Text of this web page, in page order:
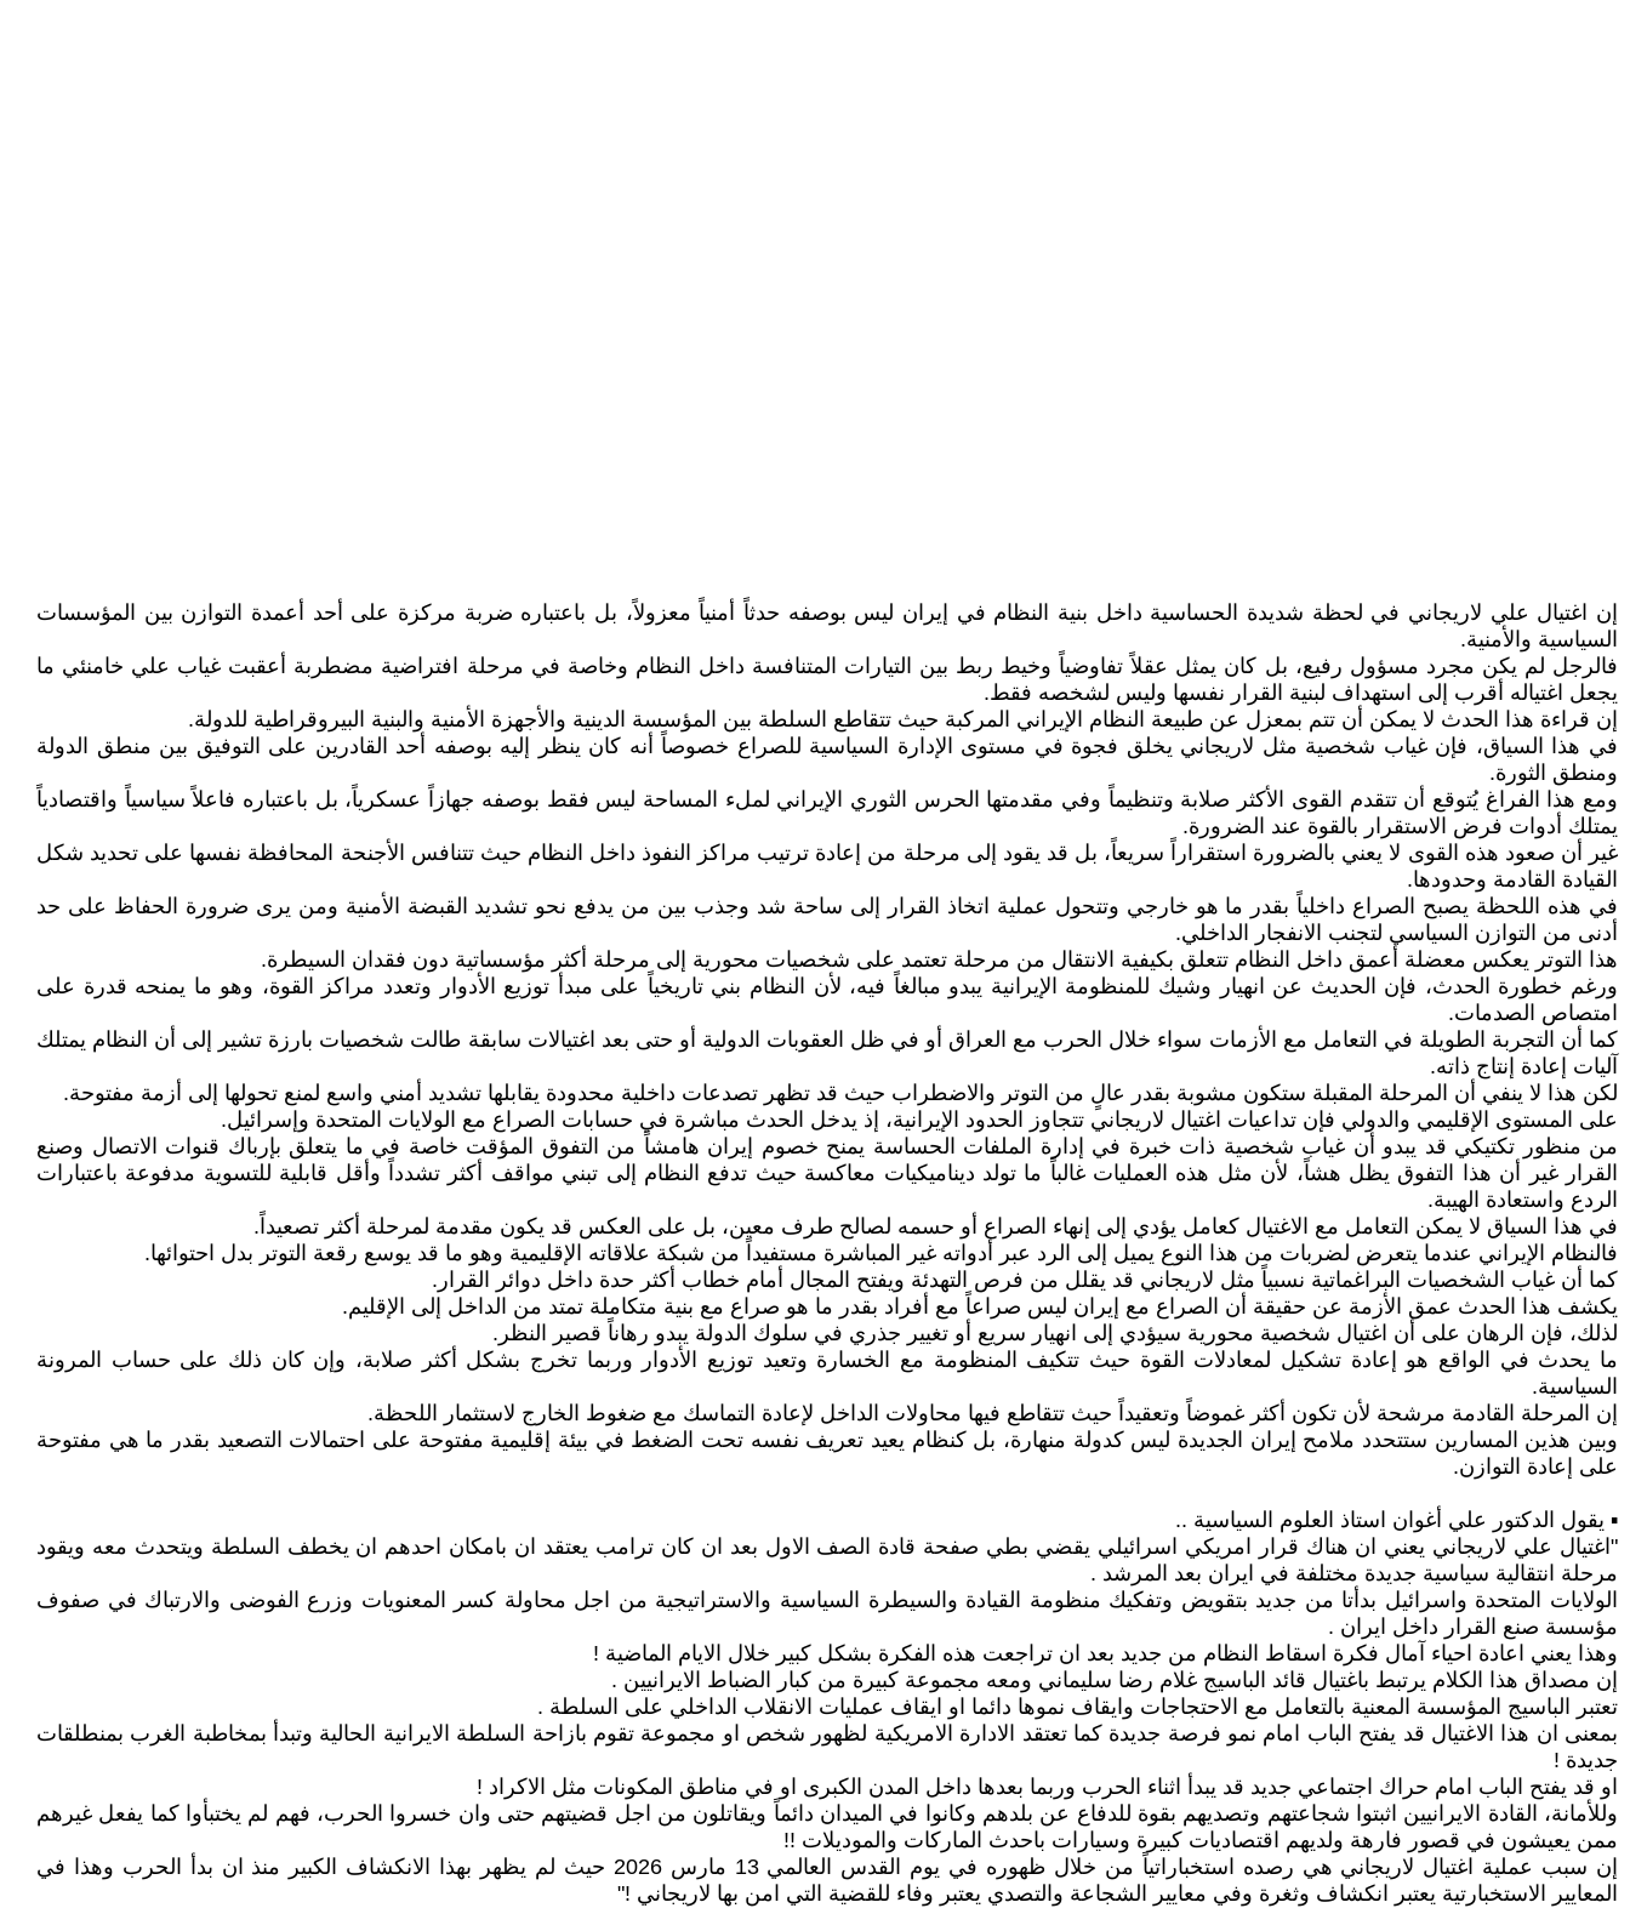
إن اغتيال علي لاريجاني في لحظة شديدة الحساسية داخل بنية النظام في إيران ليس بوصفه حدثاً أمنياً معزولاً، بل باعتباره ضربة مركزة على أحد أعمدة التوازن بين المؤسسات
السياسية والأمنية.
فالرجل لم يكن مجرد مسؤول رفيع، بل كان يمثل عقلاً تفاوضياً وخيط ربط بين التيارات المتنافسة داخل النظام وخاصة في مرحلة افتراضية مضطربة أعقبت غياب علي خامنئي ما
يجعل اغتياله أقرب إلى استهداف لبنية القرار نفسها وليس لشخصه فقط.
إن قراءة هذا الحدث لا يمكن أن تتم بمعزل عن طبيعة النظام الإيراني المركبة حيث تتقاطع السلطة بين المؤسسة الدينية والأجهزة الأمنية والبنية البيروقراطية للدولة.
في هذا السياق، فإن غياب شخصية مثل لاريجاني يخلق فجوة في مستوى الإدارة السياسية للصراع خصوصاً أنه كان ينظر إليه بوصفه أحد القادرين على التوفيق بين منطق الدولة
ومنطق الثورة.
ومع هذا الفراغ يُتوقع أن تتقدم القوى الأكثر صلابة وتنظيماً وفي مقدمتها الحرس الثوري الإيراني لملء المساحة ليس فقط بوصفه جهازاً عسكرياً، بل باعتباره فاعلاً سياسياً واقتصادياً
يمتلك أدوات فرض الاستقرار بالقوة عند الضرورة.
غير أن صعود هذه القوى لا يعني بالضرورة استقراراً سريعاً، بل قد يقود إلى مرحلة من إعادة ترتيب مراكز النفوذ داخل النظام حيث تتنافس الأجنحة المحافظة نفسها على تحديد شكل
القيادة القادمة وحدودها.
في هذه اللحظة يصبح الصراع داخلياً بقدر ما هو خارجي وتتحول عملية اتخاذ القرار إلى ساحة شد وجذب بين من يدفع نحو تشديد القبضة الأمنية ومن يرى ضرورة الحفاظ على حد
أدنى من التوازن السياسي لتجنب الانفجار الداخلي.
هذا التوتر يعكس معضلة أعمق داخل النظام تتعلق بكيفية الانتقال من مرحلة تعتمد على شخصيات محورية إلى مرحلة أكثر مؤسساتية دون فقدان السيطرة.
ورغم خطورة الحدث، فإن الحديث عن انهيار وشيك للمنظومة الإيرانية يبدو مبالغاً فيه، لأن النظام بني تاريخياً على مبدأ توزيع الأدوار وتعدد مراكز القوة، وهو ما يمنحه قدرة على
امتصاص الصدمات.
كما أن التجربة الطويلة في التعامل مع الأزمات سواء خلال الحرب مع العراق أو في ظل العقوبات الدولية أو حتى بعد اغتيالات سابقة طالت شخصيات بارزة تشير إلى أن النظام يمتلك
آليات إعادة إنتاج ذاته.
لكن هذا لا ينفي أن المرحلة المقبلة ستكون مشوبة بقدر عالٍ من التوتر والاضطراب حيث قد تظهر تصدعات داخلية محدودة يقابلها تشديد أمني واسع لمنع تحولها إلى أزمة مفتوحة.
على المستوى الإقليمي والدولي فإن تداعيات اغتيال لاريجاني تتجاوز الحدود الإيرانية، إذ يدخل الحدث مباشرة في حسابات الصراع مع الولايات المتحدة وإسرائيل.
من منظور تكتيكي قد يبدو أن غياب شخصية ذات خبرة في إدارة الملفات الحساسة يمنح خصوم إيران هامشاً من التفوق المؤقت خاصة في ما يتعلق بإرباك قنوات الاتصال وصنع
القرار غير أن هذا التفوق يظل هشاً، لأن مثل هذه العمليات غالباً ما تولد ديناميكيات معاكسة حيث تدفع النظام إلى تبني مواقف أكثر تشدداً وأقل قابلية للتسوية مدفوعة باعتبارات
الردع واستعادة الهيبة.
في هذا السياق لا يمكن التعامل مع الاغتيال كعامل يؤدي إلى إنهاء الصراع أو حسمه لصالح طرف معين، بل على العكس قد يكون مقدمة لمرحلة أكثر تصعيداً.
فالنظام الإيراني عندما يتعرض لضربات من هذا النوع يميل إلى الرد عبر أدواته غير المباشرة مستفيداً من شبكة علاقاته الإقليمية وهو ما قد يوسع رقعة التوتر بدل احتوائها.
كما أن غياب الشخصيات البراغماتية نسبياً مثل لاريجاني قد يقلل من فرص التهدئة ويفتح المجال أمام خطاب أكثر حدة داخل دوائر القرار.
يكشف هذا الحدث عمق الأزمة عن حقيقة أن الصراع مع إيران ليس صراعاً مع أفراد بقدر ما هو صراع مع بنية متكاملة تمتد من الداخل إلى الإقليم.
لذلك، فإن الرهان على أن اغتيال شخصية محورية سيؤدي إلى انهيار سريع أو تغيير جذري في سلوك الدولة يبدو رهاناً قصير النظر.
ما يحدث في الواقع هو إعادة تشكيل لمعادلات القوة حيث تتكيف المنظومة مع الخسارة وتعيد توزيع الأدوار وربما تخرج بشكل أكثر صلابة، وإن كان ذلك على حساب المرونة
السياسية.
إن المرحلة القادمة مرشحة لأن تكون أكثر غموضاً وتعقيداً حيث تتقاطع فيها محاولات الداخل لإعادة التماسك مع ضغوط الخارج لاستثمار اللحظة.
وبين هذين المسارين ستتحدد ملامح إيران الجديدة ليس كدولة منهارة، بل كنظام يعيد تعريف نفسه تحت الضغط في بيئة إقليمية مفتوحة على احتمالات التصعيد بقدر ما هي مفتوحة
على إعادة التوازن.
▪︎ يقول الدكتور علي أغوان استاذ العلوم السياسية ..
"اغتيال علي لاريجاني يعني ان هناك قرار امريكي اسرائيلي يقضي بطي صفحة قادة الصف الاول بعد ان كان ترامب يعتقد ان بامكان احدهم ان يخطف السلطة ويتحدث معه ويقود
مرحلة انتقالية سياسية جديدة مختلفة في ايران بعد المرشد .
الولايات المتحدة واسرائيل بدأتا من جديد بتقويض وتفكيك منظومة القيادة والسيطرة السياسية والاستراتيجية من اجل محاولة كسر المعنويات وزرع الفوضى والارتباك في صفوف
مؤسسة صنع القرار داخل ايران .
وهذا يعني اعادة احياء آمال فكرة اسقاط النظام من جديد بعد ان تراجعت هذه الفكرة بشكل كبير خلال الايام الماضية !
إن مصداق هذا الكلام يرتبط باغتيال قائد الباسيج غلام رضا سليماني ومعه مجموعة كبيرة من كبار الضباط الايرانيين .
تعتبر الباسيج المؤسسة المعنية بالتعامل مع الاحتجاجات وايقاف نموها دائما او ايقاف عمليات الانقلاب الداخلي على السلطة .
بمعنى ان هذا الاغتيال قد يفتح الباب امام نمو فرصة جديدة كما تعتقد الادارة الامريكية لظهور شخص او مجموعة تقوم بازاحة السلطة الايرانية الحالية وتبدأ بمخاطبة الغرب بمنطلقات
جديدة !
او قد يفتح الباب امام حراك اجتماعي جديد قد يبدأ اثناء الحرب وربما بعدها داخل المدن الكبرى او في مناطق المكونات مثل الاكراد !
وللأمانة، القادة الايرانيين اثبتوا شجاعتهم وتصديهم بقوة للدفاع عن بلدهم وكانوا في الميدان دائماً ويقاتلون من اجل قضيتهم حتى وان خسروا الحرب، فهم لم يختبأوا كما يفعل غيرهم
ممن يعيشون في قصور فارهة ولديهم اقتصاديات كبيرة وسيارات باحدث الماركات والموديلات !!
إن سبب عملية اغتيال لاريجاني هي رصده استخباراتياً من خلال ظهوره في يوم القدس العالمي 13 مارس 2026 حيث لم يظهر بهذا الانكشاف الكبير منذ ان بدأ الحرب وهذا في
المعايير الاستخبارتية يعتبر انكشاف وثغرة وفي معايير الشجاعة والتصدي يعتبر وفاء للقضية التي امن بها لاريجاني !"